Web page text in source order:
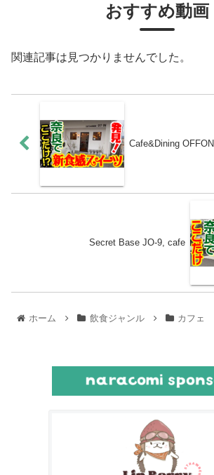
おすすめ動画
関連記事は見つかりませんでした。
Cafe&Dining OFFON
Secret Base JO-9, cafe
ホーム 飲食ジャンル カフェ